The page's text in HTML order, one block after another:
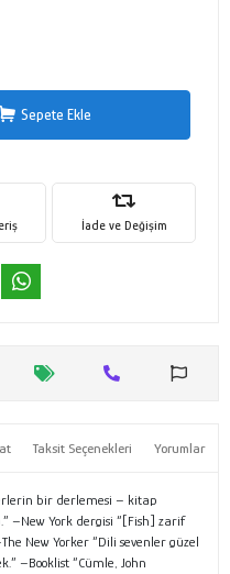
Sepete Ekle
İade ve Değişim
Taksit Seçenekleri Yorumlar
bir derlemesi – kitap
–New York dergisi “[Fish] zarif
New Yorker “Dili sevenler güzel
–Booklist “Cümle, John